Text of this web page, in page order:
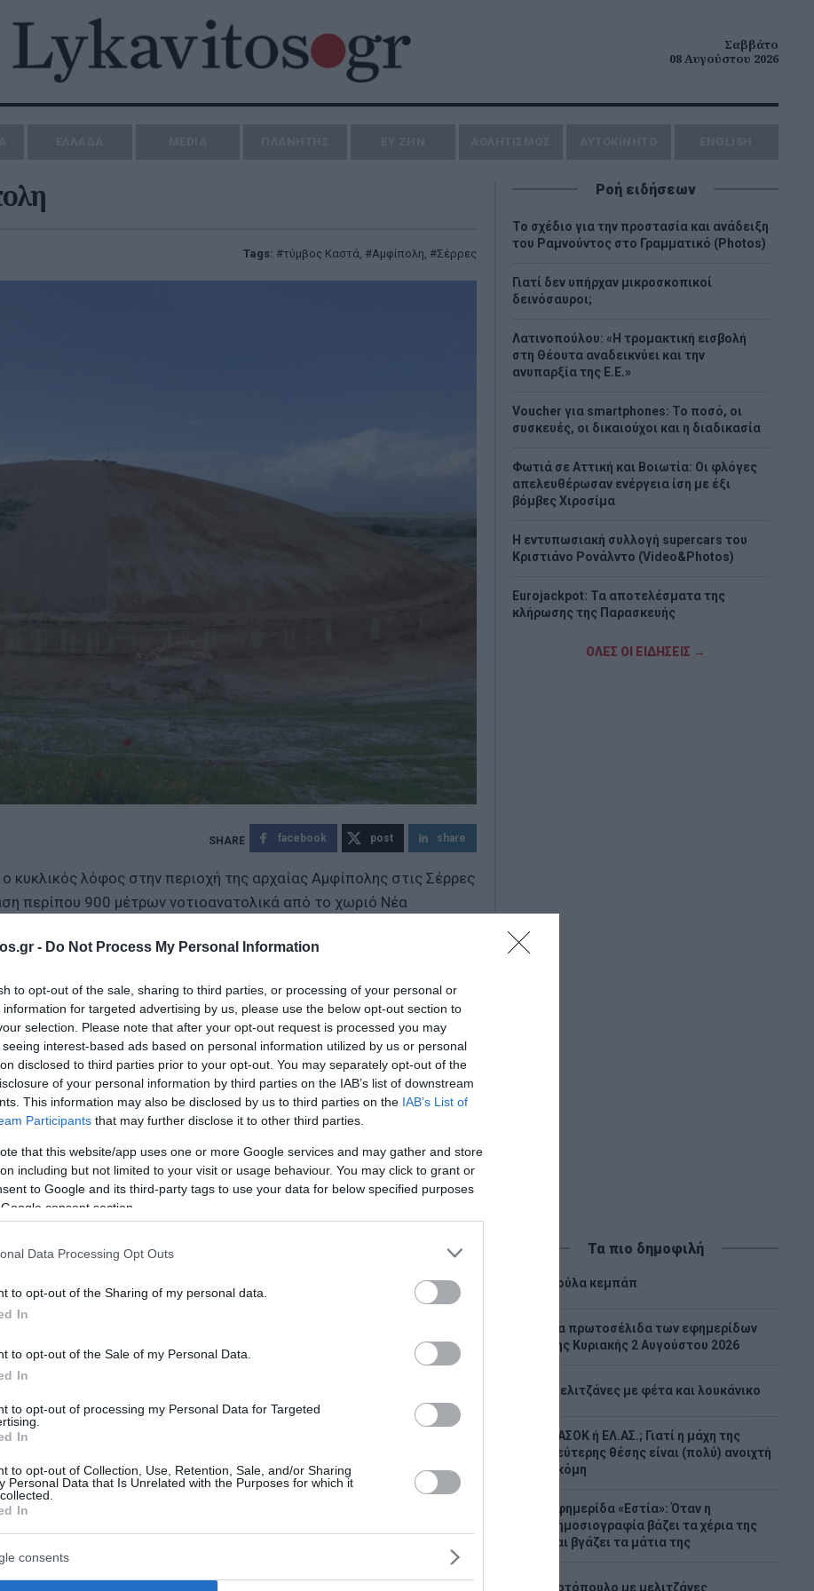
- Do Not Process My Personal Information
to opt-out of the sale, sharing to third parties, or processing of your personal or
information for targeted advertising by us, please use the below opt-out section to
selection. Please note that after your opt-out request is processed you may
interest-based ads based on personal information utilized by us or personal
disclosed to third parties prior to your opt-out. You may separately opt-out of the
of your personal information by third parties on the IAB’s list of downstream
This information may also be disclosed by us to third parties on the IAB’s List of
Participants that may further disclose it to other third parties.
that this website/app uses one or more Google services and may gather and store
including but not limited to your visit or usage behaviour. You may click to grant or
to Google and its third-party tags to use your data for below specified purposes
consent section.
Data Processing Opt Outs
to opt-out of the Sharing of my personal data.
In
to opt-out of the Sale of my Personal Data.
In
to opt-out of processing my Personal Data for Targeted
In
to opt-out of Collection, Use, Retention, Sale, and/or Sharing
Personal Data that Is Unrelated with the Purposes for which it
In
consents
Σαββάτο
08 Αυγούστου 2026
Tags: τύμβος Καστά, Αμφίπολη, Σέρρες
facebook post share
λόφος στην περιοχή της αρχαίας Αμφίπολης στις Σέρρες
περίπου 900 μέτρων νοτιοανατολικά από το χωριό Νέα
το Lykavitos.gr στο Google News
όλες τις ειδήσεις
Ροή ειδήσεων
Το σχέδιο για την προστασία και ανάδειξη
του Ραμνούντος στο Γραμματικό (Photos)
Γιατί δεν υπήρχαν μικροσκοπικοί
δεινόσαυροι;
Λατινοπούλου: «Η τρομακτική εισβολή
στη Θέουτα αναδεικνύει και την
ανυπαρξία της Ε.Ε.»
Voucher για smartphones: Το ποσό, οι
συσκευές, οι δικαιούχοι και η διαδικασία
Φωτιά σε Αττική και Βοιωτία: Οι φλόγες
απελευθέρωσαν ενέργεια ίση με έξι
βόμβες Χιροσίμα
H εντυπωσιακή συλλογή supercars του
Κριστιάνο Ρονάλντο (Video&Photos)
Eurojackpot: Τα αποτελέσματα της
κλήρωσης της Παρασκευής
Νέο σχέδιο Πούτιν «βλέπουν» οι ΗΠΑ - Το
ΟΛΕΣ ΟΙ ΕΙΔΗΣΕΙΣ →
το νοτιότερο και
σε έκταση νησί των
με πληθυσμό 3.052
Η Χώρα Σκύρου
μεγαλύτερος οικισμός της Σκύρου και
μοιάζει σαν ένα μέρος που παρέμεινε
Τα πιο δημοφιλή
Λούλα κεμπάπ
Tα πρωτοσέλιδα των εφημερίδων
της Κυριακής 2 Αυγούστου 2026
Μελιτζάνες με φέτα και λουκάνικο
ΠΑΣΟΚ ή ΕΛ.ΑΣ.; Γιατί η μάχη της
δεύτερης θέσης είναι (πολύ) ανοιχτή
ακόμη
Εφημερίδα «Εστία»: Όταν η
δημοσιογραφία βάζει τα χέρια της
και βγάζει τα μάτια της
Κοτόπουλο με μελιτζάνες